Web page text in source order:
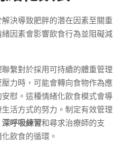
決導致肥胖的潛在因素至關重
緒因素會影響飲食行為並阻礙減
繫對於採用可持續的體重管理
力時，可能會轉向食物作為應
慰。這種情緒化飲食模式會導
活方式的努力。制定有效管理
呼吸練習和尋求治療師的支
飲食的循環。